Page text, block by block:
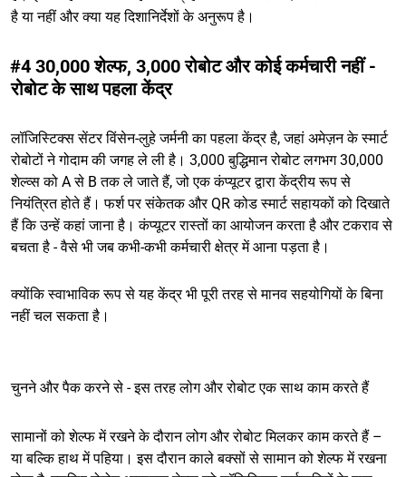
है या नहीं और क्या यह दिशानिर्देशों के अनुरूप है।
#4 30,000 शेल्फ, 3,000 रोबोट और कोई कर्मचारी नहीं -
रोबोट के साथ पहला केंद्र
लॉजिस्टिक्स सेंटर विंसेन-लुहे जर्मनी का पहला केंद्र है, जहां अमेज़न के स्मार्ट
रोबोटों ने गोदाम की जगह ले ली है। 3,000 बुद्धिमान रोबोट लगभग 30,000
शेल्व्स को A से B तक ले जाते हैं, जो एक कंप्यूटर द्वारा केंद्रीय रूप से
नियंत्रित होते हैं। फर्श पर संकेतक और QR कोड स्मार्ट सहायकों को दिखाते
हैं कि उन्हें कहां जाना है। कंप्यूटर रास्तों का आयोजन करता है और टकराव से
बचता है - वैसे भी जब कभी-कभी कर्मचारी क्षेत्र में आना पड़ता है।
क्योंकि स्वाभाविक रूप से यह केंद्र भी पूरी तरह से मानव सहयोगियों के बिना
नहीं चल सकता है।
चुनने और पैक करने से - इस तरह लोग और रोबोट एक साथ काम करते हैं
सामानों को शेल्फ में रखने के दौरान लोग और रोबोट मिलकर काम करते हैं –
या बल्कि हाथ में पहिया। इस दौरान काले बक्सों से सामान को शेल्फ में रखना